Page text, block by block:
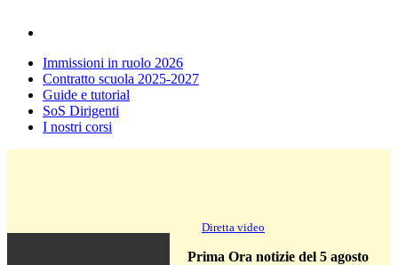
Immissioni in ruolo 2026
Contratto scuola 2025-2027
Guide e tutorial
SoS Dirigenti
I nostri corsi
Diretta video
Prima Ora notizie del 5 agosto